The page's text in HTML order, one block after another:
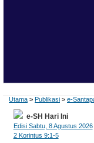
Utama > Publikasi > e-
e-SH Hari Ini
Edisi Sabtu, 8 Agustus 2026
2 Korintus 9:1-5